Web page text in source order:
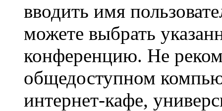
вводить имя
можете выбрать
конференцию. Не
общедоступном
интернет-кафе,